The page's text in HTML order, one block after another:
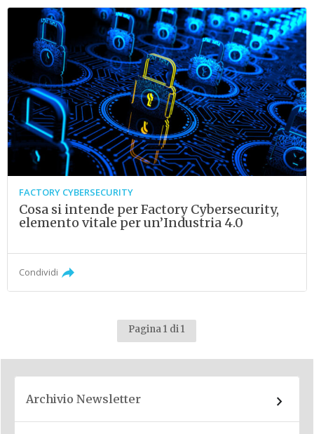
FACTORY CYBERSECURITY
Cosa si intende per Factory Cybersecurity,
elemento vitale per un’Industria 4.0
Condividi
Pagina 1 di 1
Archivio Newsletter